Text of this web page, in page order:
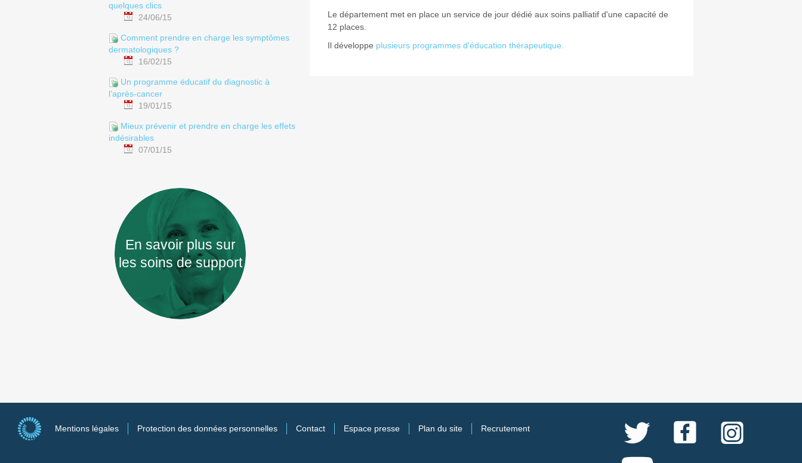
quelques clics
24/06/15
Comment prendre en charge les symptômes
dermatologiques ?
16/02/15
Un programme éducatif du diagnostic à
l’après-cancer
19/01/15
Mieux prévenir et prendre en charge les effets
indésirables
07/01/15
En savoir plus sur
les soins de support
Le département met en place un service de jour dédié aux soins palliatif d'une capacité de
12 places.
Il développe plusieurs programmes d'éducation thérapeutique.
Mentions légales Protection des données personnelles Contact Espace presse Plan du site Recrutement